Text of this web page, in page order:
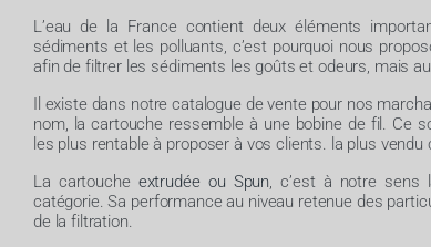
L’eau de la France contient deux éléments
sédiments et les polluants, c’est pourquoi nous
afin de filtrer les sédiments les goûts et odeurs, mais
Il existe dans notre catalogue de vente pour nos
nom, la cartouche ressemble à une bobine de fil. Ce
les plus rentable à proposer à vos clients. la plus vendu
La cartouche extrudée ou Spun, c’est à notre sens
catégorie. Sa performance au niveau retenue des
de la filtration.